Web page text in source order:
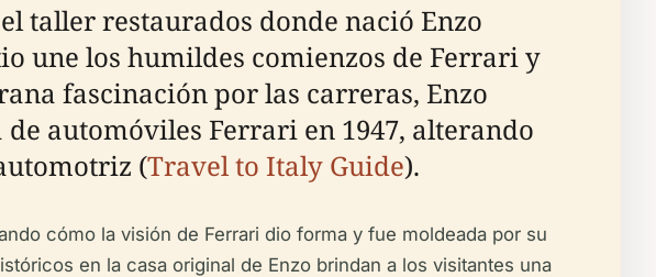
taller restaurados donde nació Enzo
une los humildes comienzos de Ferrari y
fascinación por las carreras, Enzo
automóviles Ferrari en 1947, alterando
(Travel to Italy Guide).
cómo la visión de Ferrari dio forma y fue moldeada por su
en la casa original de Enzo brindan a los visitantes una